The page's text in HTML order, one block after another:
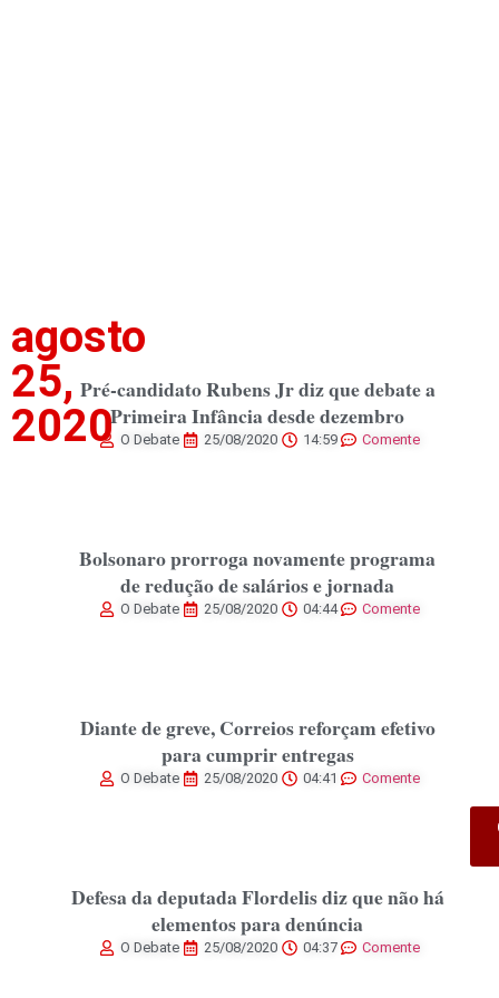
agosto
25,
2020
Pré-candidato Rubens Jr diz que debate a
Primeira Infância desde dezembro
O Debate 25/08/2020 14:59 Comente
Bolsonaro prorroga novamente programa de
redução de salários e jornada
O Debate 25/08/2020 04:44 Comente
Diante de greve, Correios reforçam efetivo
para cumprir entregas
O Debate 25/08/2020 04:41 Comente
Defesa da deputada Flordelis diz que não há
elementos para denúncia
O Debate 25/08/2020 04:37 Comente